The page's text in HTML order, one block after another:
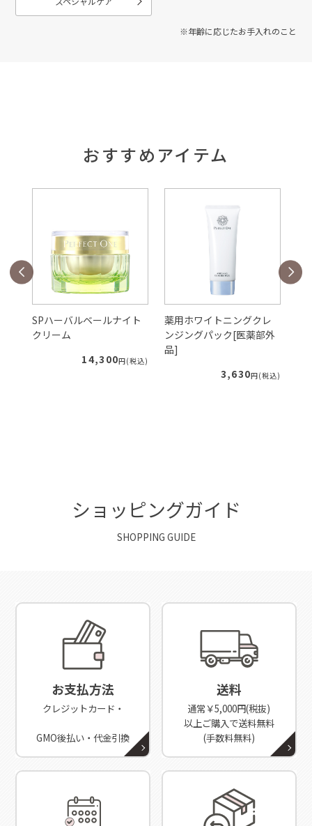
※年齢に応じたお手入れのこと
おすすめアイテム
SPハーバルベールナイト
クリーム
14,300円(税込)
薬用ホワイトニングクレ
ンジングパック[医薬部外
品]
3,630円(税込)
ショッピングガイド
SHOPPING GUIDE
お支払方法
クレジットカード・
GMO後払い・代金引換
送料
通常￥5,000円(税抜)
以上ご購入で送料無料
(手数料無料)